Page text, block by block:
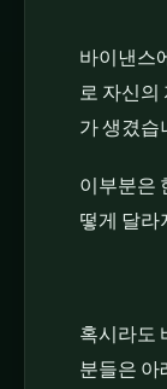
바이낸스
로 자신의
가 생겼습
이부분은
떻게 달
혹시라도
분들은